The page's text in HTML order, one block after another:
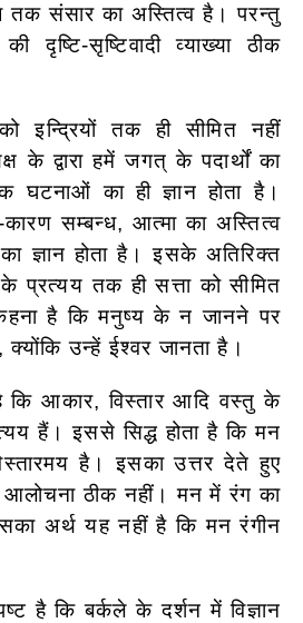
तक संसार का अस्तित्व है। परन्तु
दृष्टि-सृष्टिवादी व्याख्या ठीक
इन्द्रियों तक ही सीमित नहीं
के द्वारा हमें जगत् के पदार्थों का
घटनाओं का ही ज्ञान होता है।
कारण सम्बन्ध, आत्मा का अस्तित्व
का ज्ञान होता है। इसके अतिरिक्त
प्रत्यय तक ही सत्ता को सीमित
है कि मनुष्य के न जानने पर
उन्हें ईश्वर जानता है।
कि आकार, विस्तार आदि वस्तु के
हैं। इससे सिद्ध होता है कि मन
है। इसका उत्तर देते हुए
ठीक नहीं। मन में रंग का
अर्थ यह नहीं है कि मन रंगीन
है कि बर्कले के दर्शन में विज्ञान